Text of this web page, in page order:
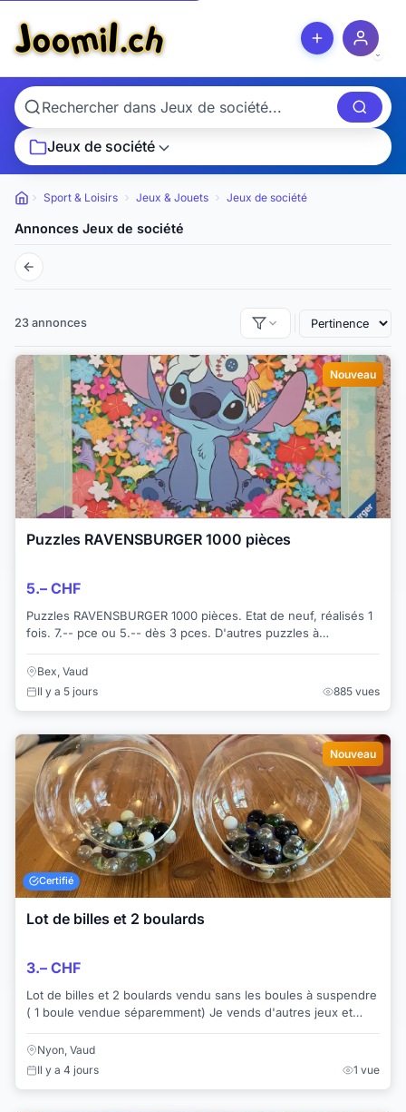
Jeux de société
Petites annonces
Sport & Loisirs Jeux & Jouets Jeux de société
Annonces Jeux de société
23 annonces
Nouveau
Puzzles RAVENSBURGER 1000 pièces
5.– CHF
Puzzles RAVENSBURGER 1000 pièces. Etat de neuf, réalisés 1
fois. 7.-- pce ou 5.-- dès 3 pces. D'autres puzzles à
Bex, Vaud
Il y a 5 jours
885 vues
Nouveau
Certifié
Lot de billes et 2 boulards
3.– CHF
Lot de billes et 2 boulards vendu sans les boules à suspendre
( 1 boule vendue séparemment) Je vends d'autres jeux et
Nyon, Vaud
Il y a 4 jours
1 vue